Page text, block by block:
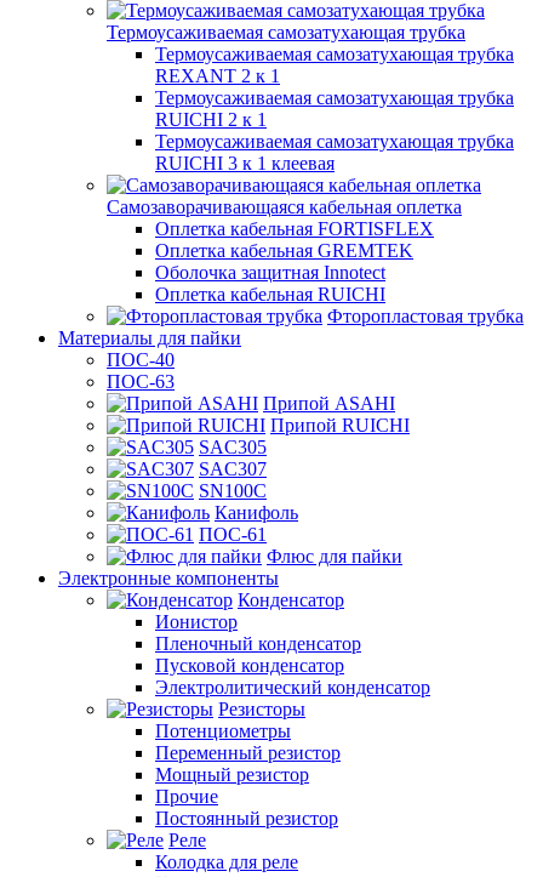
Термоусаживаемая самозатухающая трубка
Термоусаживаемая самозатухающая трубка
REXANT 2 к 1
Термоусаживаемая самозатухающая трубка
RUICHI 2 к 1
Термоусаживаемая самозатухающая трубка
RUICHI 3 к 1 клеевая
Самозаворачивающаяся кабельная оплетка
Оплетка кабельная FORTISFLEX
Оплетка кабельная GREMTEK
Оболочка защитная Innotect
Оплетка кабельная RUICHI
Фторопластовая трубка
Материалы для пайки
ПОС-40
ПОС-63
Припой ASAHI
Припой RUICHI
SAC305
SAC307
SN100C
Канифоль
ПОС-61
Флюс для пайки
Электронные компоненты
Конденсатор
Ионистор
Пленочный конденсатор
Пусковой конденсатор
Электролитический конденсатор
Резисторы
Потенциометры
Переменный резистор
Мощный резистор
Прочие
Постоянный резистор
Реле
Колодка для реле